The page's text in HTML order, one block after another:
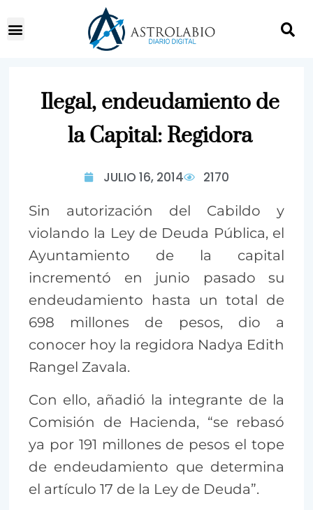
Ilegal, endeudamiento de
la Capital: Regidora
JULIO 16, 2014
2170
Sin autorización del Cabildo y
violando la Ley de Deuda Pública, el
Ayuntamiento de la capital
incrementó en junio pasado su
endeudamiento hasta un total de
698 millones de pesos, dio a
conocer hoy la regidora Nadya Edith
Rangel Zavala.
Con ello, añadió la integrante de la
Comisión de Hacienda, “se rebasó
ya por 191 millones de pesos el tope
de endeudamiento que determina
el artículo 17 de la Ley de Deuda”.